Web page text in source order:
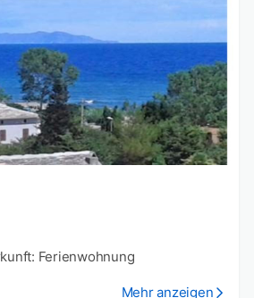
Ferienwohnung
Mehr anzeigen